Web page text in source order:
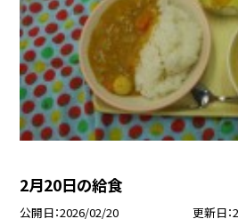
2月20日の給食
公開日 2026/02/20 更新日